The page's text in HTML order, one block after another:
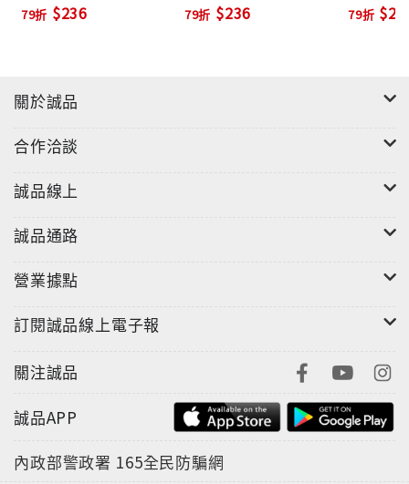
79折 $236 79折 $236 79折
關於誠品
合作洽談
誠品線上
誠品通路
營業據點
訂閱誠品線上電子報
關注誠品
誠品APP
內政部警政署 165全民防騙網